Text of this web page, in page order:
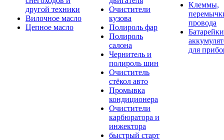
другой техники
Вилочное масло
Цепное масло
Очистители
кузова
Полироль фар
Полироль
салона
Чернитель и
полироль шин
Очиститель
стёкол авто
Промывка
кондиционера
Очистители
карбюратора и
инжектора
быстрый старт
Клеммы,
провода
для